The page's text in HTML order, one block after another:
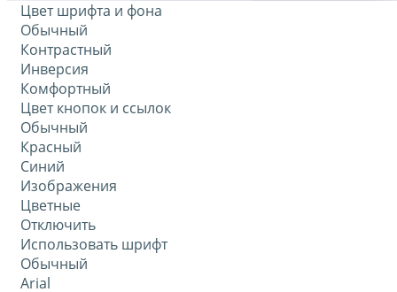
Цвет шрифта и фона
Обычный
Контрастный
Инверсия
Комфортный
Цвет кнопок и ссылок
Обычный
Красный
Синий
Изображения
Цветные
Отключить
Использовать шрифт
Обычный
Arial